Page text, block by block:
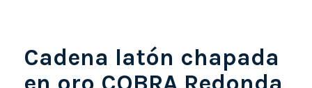
Cadena latón chapada